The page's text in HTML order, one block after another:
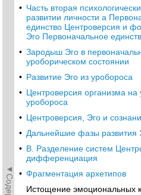
• Часть вторая
развитии личности а
единство Центроверсия и
Эго Первоначальное
• Зародыш Эго в
уроборическом состоянии
• Развитие Эго из уробороса
• Центроверсия организма на
уробороса
• Центроверсия, Эго и
• Дальнейшие фазы развития
• В. Разделение систем
дифференциация
• Фрагментация архетипов
Истощение эмоциональных